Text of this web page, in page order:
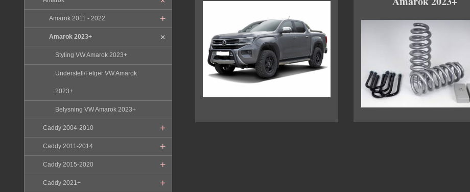
Amarok 2011 - 2022
Amarok 2023+
Styling VW Amarok 2023+
Understell/Felger VW Amarok
2023+
Belysning VW Amarok 2023+
Caddy 2004-2010
Caddy 2011-2014
Caddy 2015-2020
Caddy 2021+